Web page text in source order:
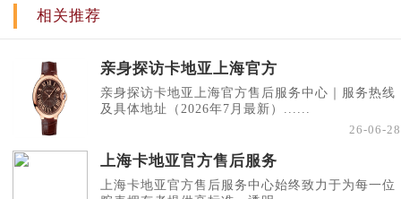
相关推荐
亲身探访卡地亚上海官方
亲身探访卡地亚上海官方售后服务中心｜服务热线
及具体地址（2026年7月最新）......
26-06-28
上海卡地亚官方售后服务
上海卡地亚官方售后服务中心始终致力于为每一位